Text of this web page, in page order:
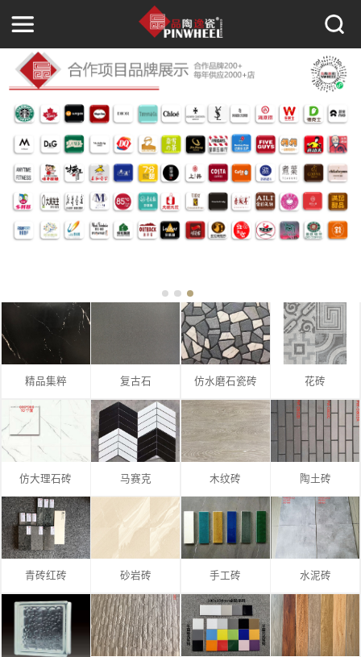
精品集粹 复古石 仿水磨石瓷砖 花砖
仿大理石砖 马赛克 木纹砖 陶土砖
青砖红砖 砂岩砖 手工砖 水泥砖